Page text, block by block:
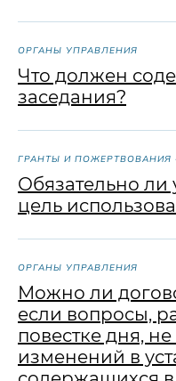
ОРГАНЫ УПРАВЛЕНИЯ
Что должен
заседания?
ГРАНТЫ И ПОЖЕРТВОВАНИЯ
Обязательно ли
цель
ОРГАНЫ УПРАВЛЕНИЯ
Можно ли
если вопросы,
повестке дня,
изменений в
Creative Commons. Вы можете
тексты, не спрашивая
необходимо указать «Правовую
в качестве источника и поставить
ООО «Финансовый и юридический
ИНН 7704430980
Документы
© 2026 Правовая
Курсы